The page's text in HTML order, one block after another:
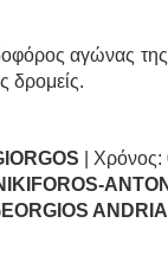
αγώνας
δρομείς.
| Χρόνος: